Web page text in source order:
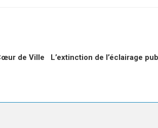
de Ville
L’extinction de l’éclairage